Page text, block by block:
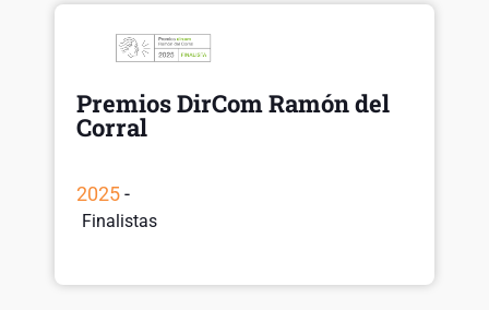
Premios DirCom Ramón del
Corral
2025-
Finalistas